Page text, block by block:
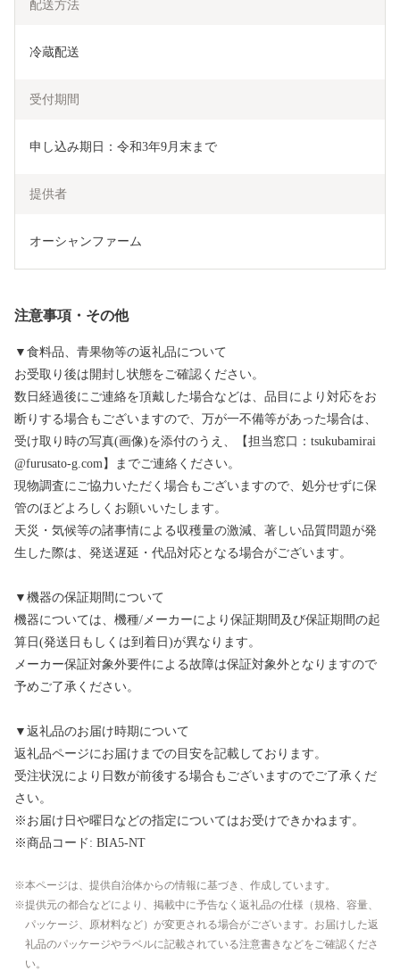
配送方法
冷蔵配送
受付期間
申し込み期日：令和3年9月末まで
提供者
オーシャンファーム
注意事項・その他
▼食料品、青果物等の返礼品について
お受取り後は開封し状態をご確認ください。
数日経過後にご連絡を頂戴した場合などは、品目により対応をお
断りする場合もございますので、万が一不備等があった場合は、
受け取り時の写真(画像)を添付のうえ、【担当窓口：tsukubamirai
@furusato-g.com】までご連絡ください。
現物調査にご協力いただく場合もございますので、処分せずに保
管のほどよろしくお願いいたします。
天災・気候等の諸事情による収穫量の激減、著しい品質問題が発
生した際は、発送遅延・代品対応となる場合がございます。
▼機器の保証期間について
機器については、機種/メーカーにより保証期間及び保証期間の起
算日(発送日もしくは到着日)が異なります。
メーカー保証対象外要件による故障は保証対象外となりますので
予めご了承ください。
▼返礼品のお届け時期について
返礼品ページにお届けまでの目安を記載しております。
受注状況により日数が前後する場合もございますのでご了承くだ
さい。
※お届け日や曜日などの指定についてはお受けできかねます。
※商品コード: BIA5-NT
本ページは、提供自治体からの情報に基づき、作成しています。
提供元の都合などにより、掲載中に予告なく返礼品の仕様（規格、容量、
パッケージ、原材料など）が変更される場合がございます。お届けした返
礼品のパッケージやラベルに記載されている注意書きなどをご確認くださ
い。